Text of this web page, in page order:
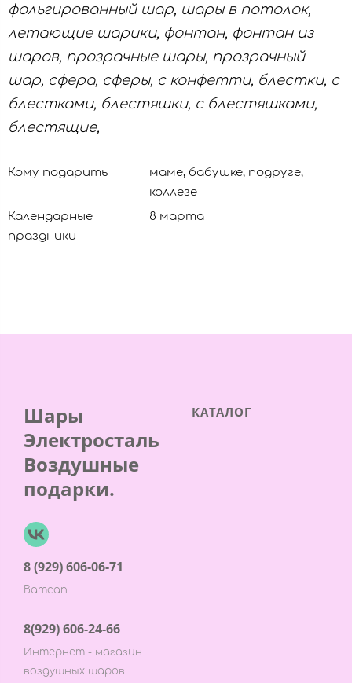
фольгированный шар, шары в потолок,
летающие шарики, фонтан, фонтан из
шаров, прозрачные шары, прозрачный
шар, сфера, сферы, с конфетти, блестки, с
блестками, блестяшки, с блестяшками,
блестящие,
Кому подарить
маме, бабушке, подруге,
коллеге
Календарные
праздники
8 марта
Шары
Электросталь
Воздушные
подарки.
8 (929) 606-06-71
Ватсап
8(929) 606-24-66
Интернет - магазин
воздушных шаров
КАТАЛОГ